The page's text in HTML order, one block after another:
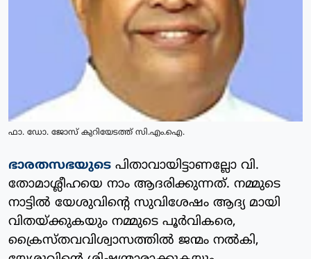
ഫാ. ഡോ. ജോസ് കുറിയേടത്ത് സി.എം.ഐ.
ഭാരതസഭയുടെ പിതാവായിട്ടാണല്ലോ വി.
തോമാശ്ലീഹയെ നാം ആദരിക്കുന്നത്. നമ്മുടെ
നാട്ടില്‍ യേശുവിന്റെ സുവിശേഷം ആദ്യ മായി
വിതയ്ക്കുകയും നമ്മുടെ പൂര്‍വികരെ,
ക്രൈസ്തവവിശ്വാസത്തില്‍ ജന്മം നല്‍കി,